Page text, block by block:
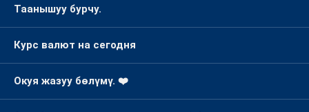
Таанышуу бурчу.
Курс валют на сегодня
Окуя жазуу бөлүмү. ❤️